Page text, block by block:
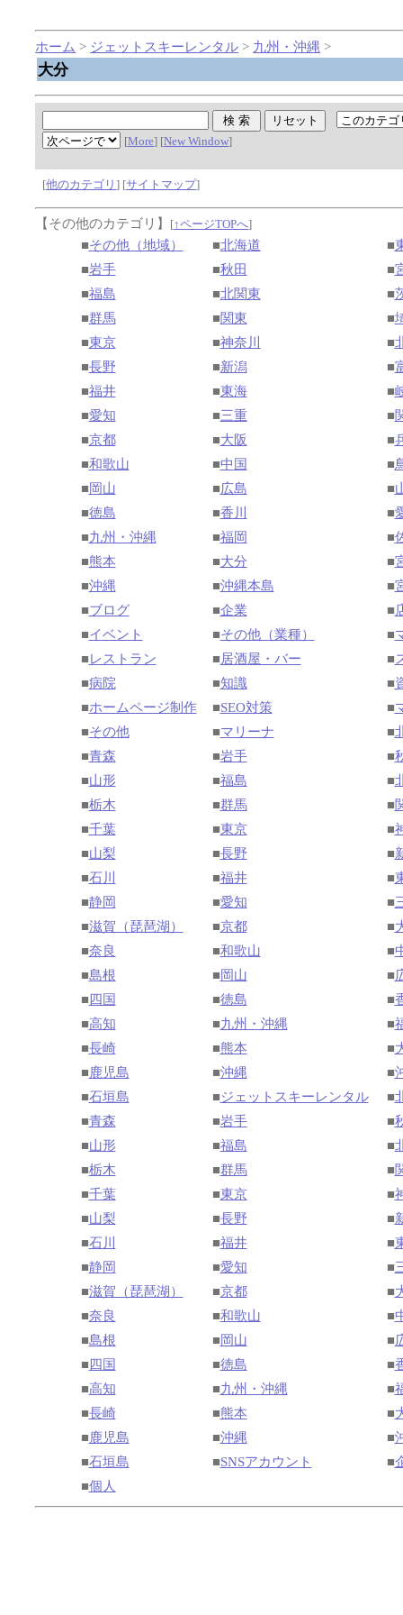
ホーム > ジェットスキーレンタル > 九州・沖縄 >
大分
[More] [New Window]
[他のカテゴリ] [サイトマップ]
【その他のカテゴリ】 [↑ページTOPへ]
■その他（地域） ■北海道 ■
■岩手 ■秋田 ■
■福島 ■北関東 ■
■群馬 ■関東 ■
■東京 ■神奈川 ■
■長野 ■新潟 ■
■福井 ■東海 ■
■愛知 ■三重 ■
■京都 ■大阪 ■
■和歌山 ■中国 ■
■ 岡山 ■広島 ■
■徳島 ■香川 ■
■九州・沖縄 ■福岡 ■
■熊本 ■大分 ■
■沖縄 ■沖縄本島 ■
■ブログ ■企業 ■
■イベント ■その他（業種） ■
■レストラン ■居酒屋・バー ■
■病院 ■知識 ■
■ホームページ制作 ■SEO対策 ■
■その他 ■マリーナ ■
■青森 ■岩手 ■
■山形 ■福島 ■
■栃木 ■群馬 ■
■千葉 ■東京 ■
■山梨 ■長野 ■
■石川 ■福井 ■
■静岡 ■愛知 ■
■滋賀（琵琶湖） ■京都 ■
■奈良 ■和歌山 ■
■島根 ■ 岡山 ■
■ 四国 ■徳島 ■
■高知 ■九州・沖縄 ■
■長崎 ■熊本 ■
■鹿児島 ■沖縄 ■
■石垣島 ■ジェットスキーレンタル ■
■青森 ■岩手 ■
■山形 ■福島 ■
■栃木 ■群馬 ■
■千葉 ■東京 ■
■山梨 ■長野 ■
■石川 ■福井 ■
■静岡 ■愛知 ■
■滋賀（琵琶湖） ■京都 ■
■奈良 ■和歌山 ■
■島根 ■ 岡山 ■
■ 四国 ■徳島 ■
■高知 ■九州・沖縄 ■
■長崎 ■熊本 ■
■鹿児島 ■沖縄 ■
■石垣島 ■SNSアカウント ■
■個人